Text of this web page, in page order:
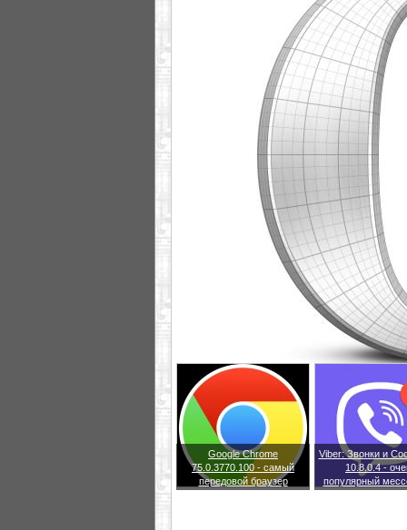
Google Chrome
75.0.3770.100 - самый
передовой браузер
Viber: Звонки и
10.8.0.4 -
популярный